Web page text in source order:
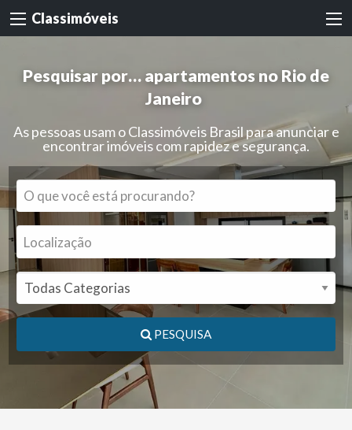
Classimóveis
Pesquisar por…apartamentos no Rio de
Janeiro|
As pessoas usam o Classimóveis Brasil para anunciar e
encontrar imóveis com rapidez e segurança.
PESQUISA